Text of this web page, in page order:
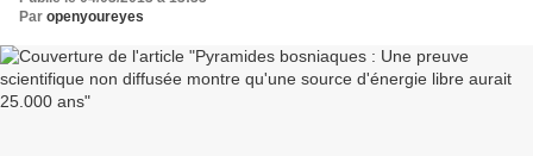
Par openyoureyes